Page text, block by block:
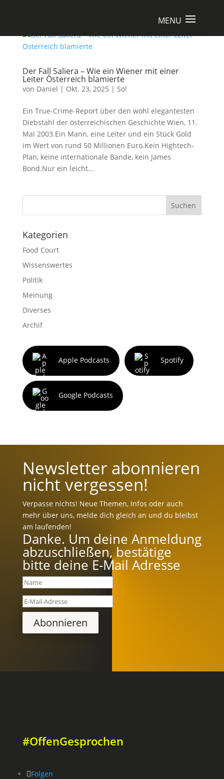
Der Fall Saliera – Wie ein Wiener mit einer
Leiter Österreich blamierte
von Daniel | Okt. 23, 2025 | So!
Ein True-Crime-Report über den wohl elegantesten
Diebstahl der österreichischen Geschichte Wien, 11.
Mai 2003.Ein Mann, eine Leiter und ein Stück Gold
im Wert von rund 50 Millionen Euro.Kein Hightech-
Plan, keine internationale Bande, kein James
Bond.Nur ein leicht...
Suchen
Kategorien
Food Court
Wissenswertes
Politik
Meinung
Diverses
Archif
Apple Podcasts Spotify
Google Podcasts
Newsletter abonnieren
nicht vergessen!
Verpasse nichts! Neue Themen, Infos oder auch
mehr über uns, melde dich gleich an und du bleibst
am laufenden!
Danke. Um deine Anmeldung
abzuschließen, bestätige
bitte deine E-Mail Adresse
Abonnieren
#OffenGesprochen
Folgen